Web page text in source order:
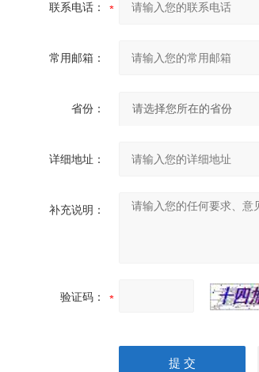
联系电话：
常用邮箱：
省份：
详细地址：
补充说明：
验证码：